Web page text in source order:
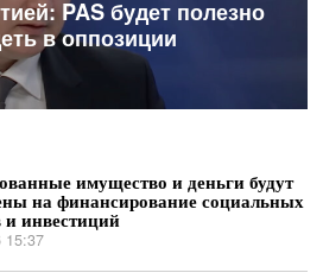
PAS будет полезно
в оппозиции
имущество и деньги будут
на финансирование социальных
и инвестиций
15:37